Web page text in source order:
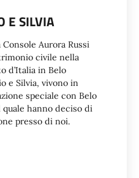
E SILVIA
Aurora Russi
civile nella
d’Italia in Belo
e Silvia, vivono in
speciale con Belo
hanno deciso di
presso di noi.